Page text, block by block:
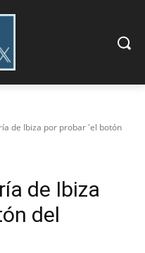
de Ibiza por probar 'el botón
de Ibiza
del